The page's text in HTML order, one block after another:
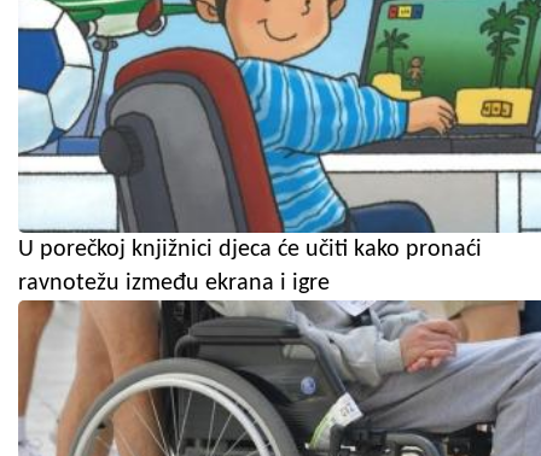
U porečkoj knjižnici djeca će učiti kako pronaći
ravnotežu između ekrana i igre